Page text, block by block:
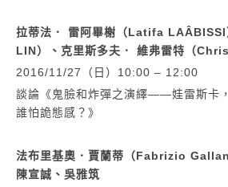
拉蒂法． 雷阿畢榭（Latifa
LIN）、克里斯多夫． 維弗雷特（
2016/11/27（日）10:00 – 12:00
談論《鬼臉和炸彈之演繹——娃雷斯卡
誰怕詭態感？》
法布里基奧．賈蘭蒂（Fabrizio
陳宣誠、吳雅筑